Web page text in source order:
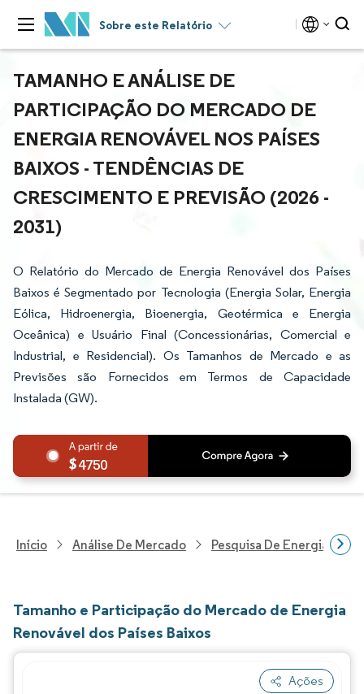
Sobre este Relatório
TAMANHO E ANÁLISE DE
PARTICIPAÇÃO DO MERCADO DE
ENERGIA RENOVÁVEL NOS PAÍSES
BAIXOS - TENDÊNCIAS DE
CRESCIMENTO E PREVISÃO (2026 -
2031)
O Relatório do Mercado de Energia Renovável dos Países
Baixos é Segmentado por Tecnologia (Energia Solar, Energia
Eólica, Hidroenergia, Bioenergia, Geotérmica e Energia
Oceânica) e Usuário Final (Concessionárias, Comercial e
Industrial, e Residencial). Os Tamanhos de Mercado e as
Previsões são Fornecidos em Termos de Capacidade
Instalada (GW).
4750
Início Análise De Mercado Pesquisa De Energia E
Tamanho e Participação do Mercado de Energia
Renovável dos Países Baixos
Ações